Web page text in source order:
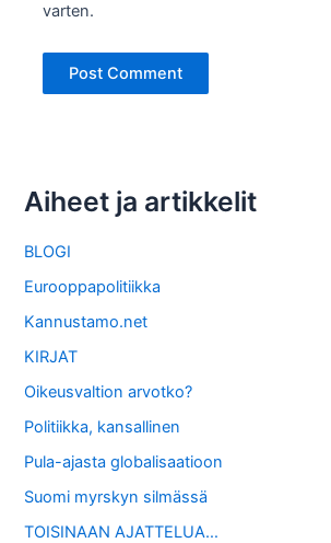
varten.
Aiheet ja artikkelit
BLOGI
Eurooppapolitiikka
Kannustamo.net
KIRJAT
Oikeusvaltion arvotko?
Politiikka, kansallinen
Pula-ajasta globalisaatioon
Suomi myrskyn silmässä
TOISINAAN AJATTELUA…